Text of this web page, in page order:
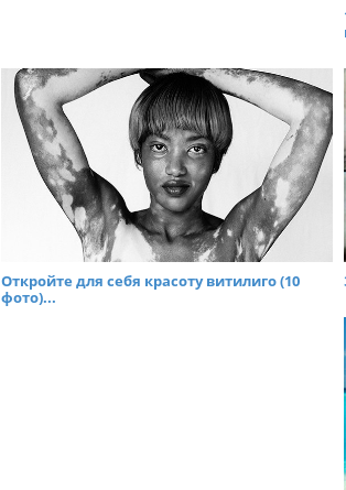
Откройте для себя красоту витилиго (10
фото)...